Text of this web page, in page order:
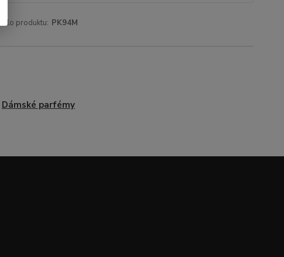
Číslo produktu: PK94M
Dámské parfémy